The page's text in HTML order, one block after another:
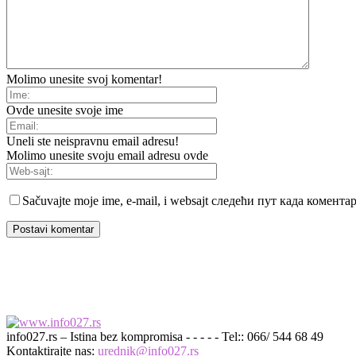
Molimo unesite svoj komentar!
Ovde unesite svoje ime
Uneli ste neispravnu email adresu!
Molimo unesite svoju email adresu ovde
Sačuvajte moje ime, e-mail, i websajt следећи пут када
info027.rs – Istina bez kompromisa - - - - - Tel:: 066/ 544 68 49
Kontaktirajte nas: urednik@info027.rs